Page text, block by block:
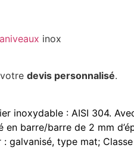
inox
devis personnalisé.
inoxydable : AISI 304.
barre/barre de 2 mm
: galvanisé, type mat;